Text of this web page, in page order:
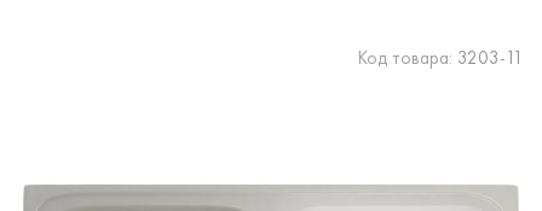
Код товара: 3203-11